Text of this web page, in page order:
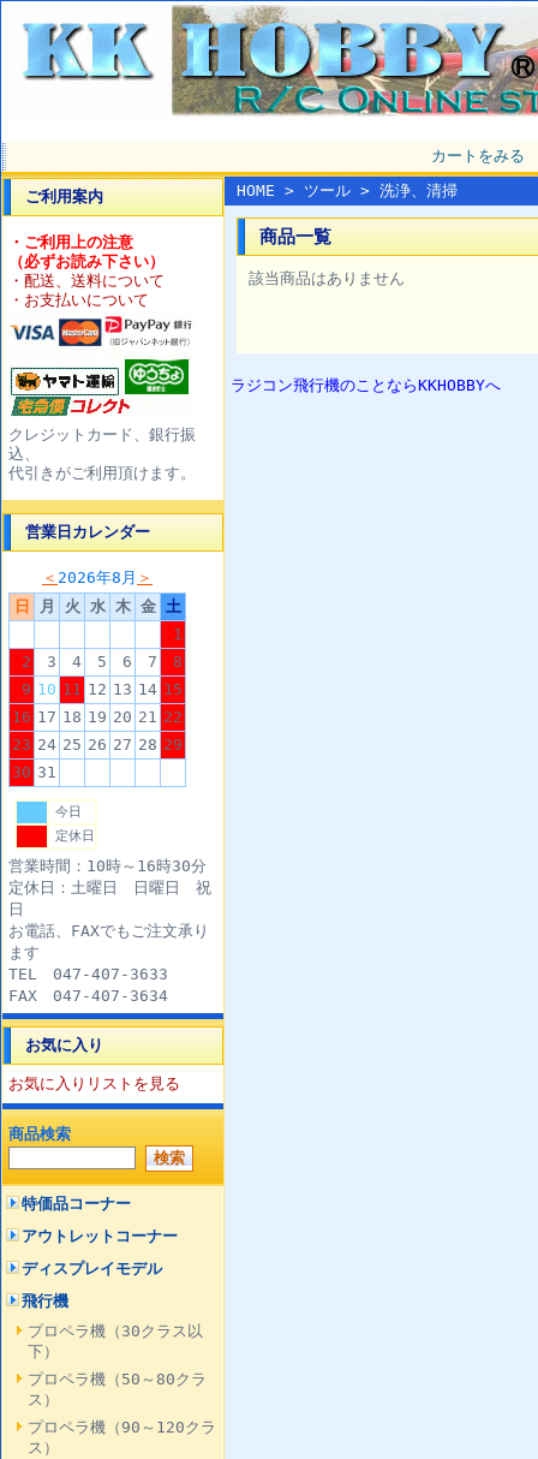
カートをみる
ご利用案内
・ご利用上の注意
（必ずお読み下さい）
・配送、送料について
・お支払いについて
クレジットカード、銀行振
込、
代引きがご利用頂けます。
営業日カレンダー
＜ 2026年8月 ＞
日
月 火 水 木 金 土
1
2
3 4 5 6 7
8
9 10 11 12 13 14 15
16 17 18 19 20 21 22
23 24 25 26 27 28 29
30 31
今日
定休日
営業時間：10時～16時30分
定休日：土曜日 日曜日 祝
日
お電話、FAXでもご注文承り
ます
TEL 047-407-3633
FAX 047-407-3634
お気に入り
お気に入りリストを見る
商品検索
特価品コーナー
アウトレットコーナー
ディスプレイモデル
飛行機
プロペラ機（30クラス以
下）
プロペラ機（50～80クラ
ス）
プロペラ機（90～120クラ
ス）
HOME > ツール > 洗浄、清掃
商品一覧
該当商品はありません
ラジコン飛行機のことならKKHOBBYへ